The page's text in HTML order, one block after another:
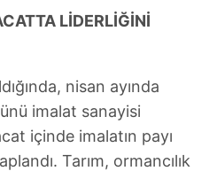
LİDERLİĞİNİ
nisan ayında
imalat sanayisi
içinde imalatın payı
Tarım, ormancılık